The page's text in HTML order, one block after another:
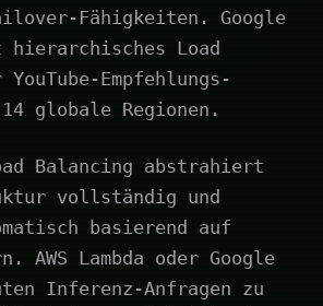
Fähigkeiten. Google
hierarchisches Load
Empfehlungs-
globale Regionen.
Balancing abstrahiert
vollständig und
basierend auf
AWS Lambda oder Google
Inferenz-Anfragen zu